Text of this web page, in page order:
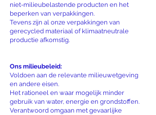
niet-milieubelastende producten en het
beperken van verpakkingen.
Tevens zijn al onze verpakkingen van
gerecycled materiaal of klimaatneutrale
productie afkomstig.
Ons milieubeleid:
Voldoen aan de relevante milieuwetgeving
en andere eisen.
Het rationeel en waar mogelijk minder
gebruik van water, energie en grondstoffen.
Verantwoord omgaan met gevaarlijke